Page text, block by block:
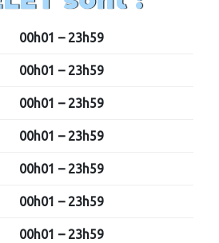
00h01 – 23h59
00h01 – 23h59
00h01 – 23h59
00h01 – 23h59
00h01 – 23h59
00h01 – 23h59
00h01 – 23h59